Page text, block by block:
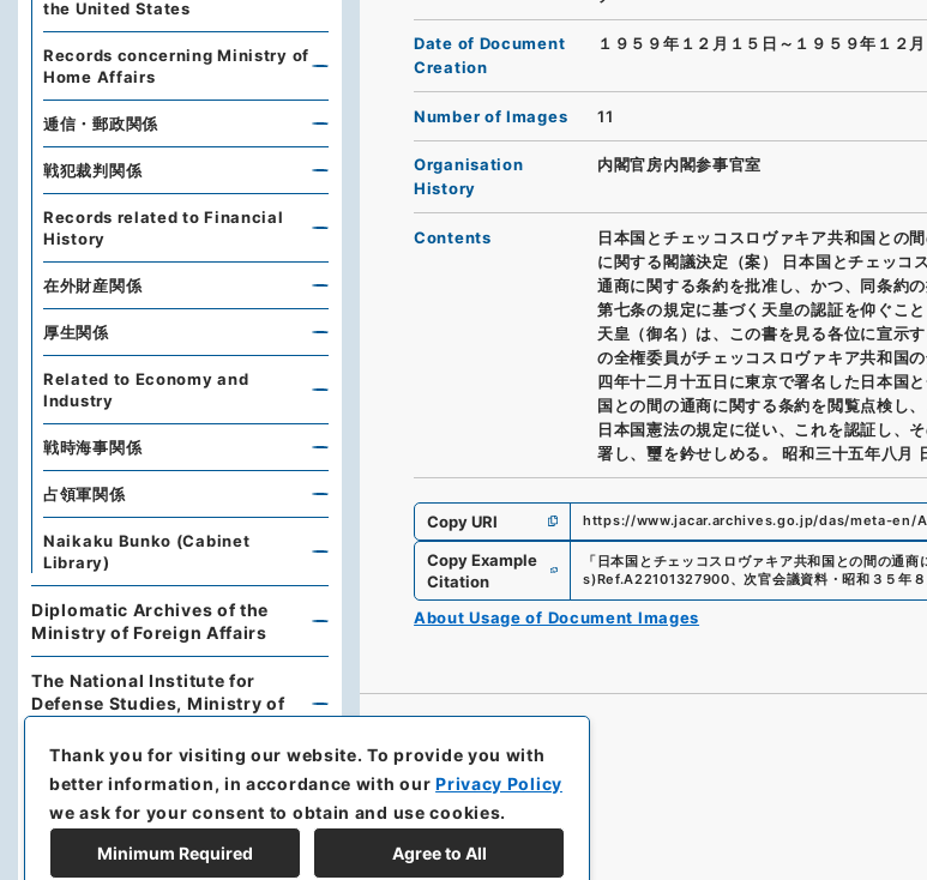
Date of Document
Creation
１９５９年１２月１５日～１９５９年１２
Number of Images 11
Organisation
History
内閣官房内閣参事官室
Contents
日本国とチェッコスロヴァキア共和国との
に関する閣議決定（案） 日本国とチェッコ
通商に関する条約を批准し、かつ、同条約
第七条の規定に基づく天皇の認証を仰ぐこ
天皇（御名）は、この書を見る各位に宣示
の全権委員がチェッコスロヴァキア共和国
四年十二月十五日に東京で署名した日本国
国との間の通商に関する条約を閲覧点検し
日本国憲法の規定に従い、これを認証し、
署し、璽を鈐せしめる。 昭和三十五年八月
Copy URI https://www.jacar.archives.go.jp/das/meta-en/
Copy Example
Citation
「日本国とチェッコスロヴァキア共和国との間の通商
s)Ref.A22101327900、次官会議資料・昭和３５年
About Usage of Document Images
the United States
Records concerning Ministry of
Home Affairs
逓信・郵政関係
戦犯裁判関係
Records related to Financial
History
在外財産関係
厚生関係
Related to Economy and
Industry
戦時海事関係
占領軍関係
Naikaku Bunko (Cabinet
Library)
Diplomatic Archives of the
Ministry of Foreign Affairs
The National Institute for
Defense Studies, Ministry of
University of the Ryukyus
Library
Hokkaido Prefectural Library
Thank you for visiting our website.To provide you with
better information, in accordance with ourPrivacy Policy
we ask for your consent to obtain and use cookies.
Minimum Required Agree to All